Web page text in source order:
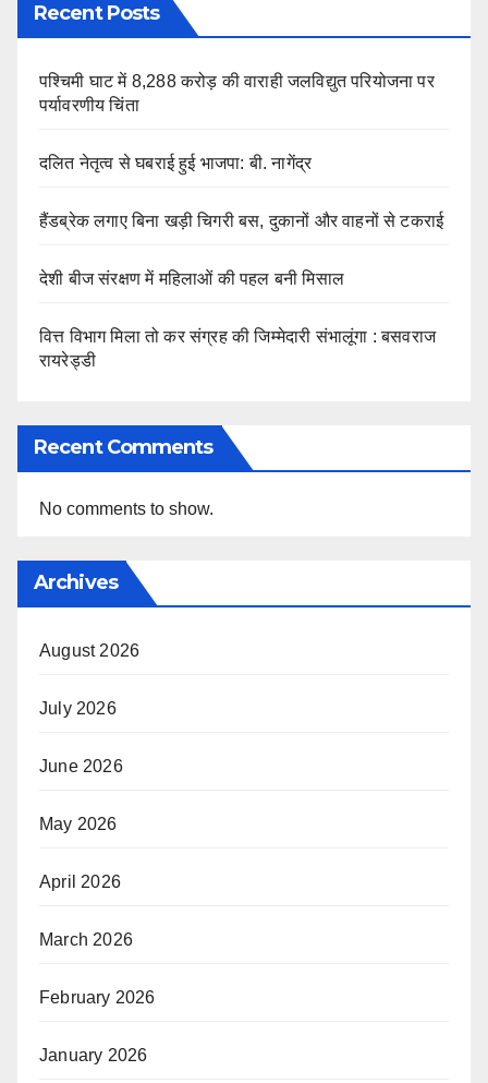
Recent Posts
पश्चिमी घाट में 8,288 करोड़ की वाराही जलविद्युत परियोजना पर
पर्यावरणीय चिंता
दलित नेतृत्व से घबराई हुई भाजपा: बी. नागेंद्र
हैंडब्रेक लगाए बिना खड़ी चिगरी बस, दुकानों और वाहनों से टकराई
देशी बीज संरक्षण में महिलाओं की पहल बनी मिसाल
वित्त विभाग मिला तो कर संग्रह की जिम्मेदारी संभालूंगा : बसवराज
रायरेड्डी
Recent Comments
No comments to show.
Archives
August 2026
July 2026
June 2026
May 2026
April 2026
March 2026
February 2026
January 2026